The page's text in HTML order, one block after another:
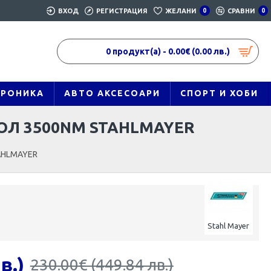
ВХОД РЕГИСТРАЦИЯ ЖЕЛАНИ 0 СРАВНИ 0
0 продукт(а) - 0.00€ (0.00 лв.)
АВТО АКСЕСОАРИ СПОРТ И ХОБИ
STAHLMAYER
Stahl Mayer
230.00€ (449.84 лв.)